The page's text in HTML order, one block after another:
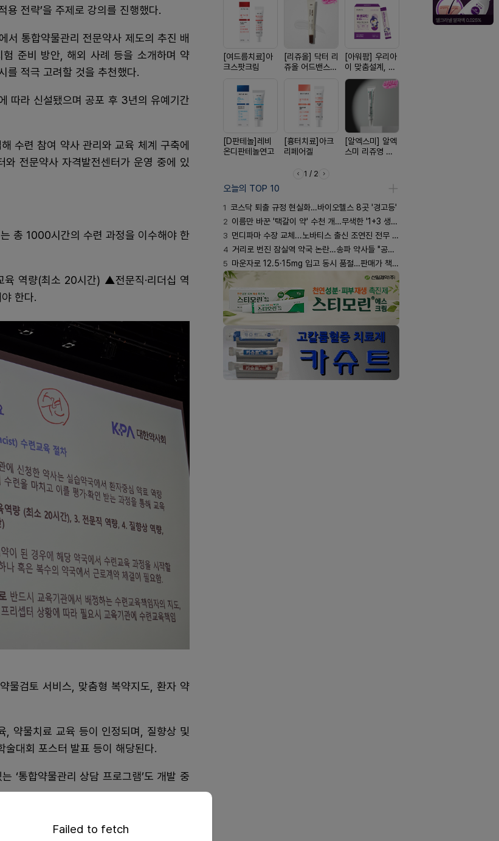
용 전략’을 주제로 강의를 진행했다.
서 통합약물관리 전문약사 제도의 추진 배
험 준비 방안, 해외 사례 등을 소개하며 약
를 적극 고려할 것을 추천했다.
따라 신설됐으며 공포 후 3년의 유예기간
수련 참여 약사 관리와 교육 체계 구축에
와 전문약사 자격발전센터가 운영 중에 있
총 1000시간의 수련 과정을 이수해야 한
역량(최소 20시간) ▲전문직·리더십 역
한다.
물검토 서비스, 맞춤형 복약지도, 환자 약
, 약물치료 교육 등이 인정되며, 질향상 및
대회 포스터 발표 등이 해당된다.
‘통합약물관리 상담 프로그램’도 개발 중
[여드름치료]아
크스팟크림
[리쥬올] 닥터 리
쥬올 어드밴스드
이팅 크림 30ml
[아워팜] 우리아
이 맞춤설계, 바
로타민 kids 엘
더베리맛
[D판테놀]레비
온디판테놀연고
[흉터치료]아크
리페어겔
[알엑스미] 알엑
스미 리쥬영 울
1 / 2
오늘의 TOP 10
1 코스닥 퇴출 규정 현실화…바이오헬스 8곳 '경고등'
2 이름만 바꾼 '택갈이 약' 수천 개…무색한 '1+3 생동'
3 먼디파마 수장 교체...노바티스 출신 조연진 전무 내정
4 거리로 번진 잠실역 약국 논란…송파 약사들 "공공성 훼손"
5 마운자로 12.5·15mg 입고 동시 품절…판매가 책정 고심
Failed to fetch